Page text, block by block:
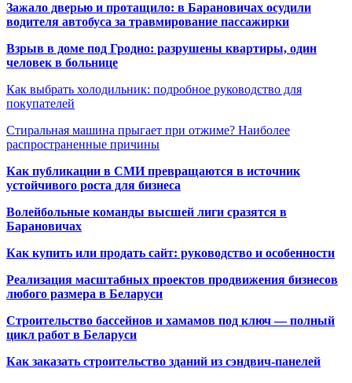
Зажало дверью и протащило: в Барановичах осудили
водителя автобуса за травмирование пассажирки
Взрыв в доме под Гродно: разрушены квартиры, один
человек в больнице
Как выбрать холодильник: подробное руководство для
покупателей
Стиральная машина прыгает при отжиме? Наиболее
распространенные причины
Как публикации в СМИ превращаются в источник
устойчивого роста для бизнеса
Волейбольные команды высшей лиги сразятся в
Барановичах
Как купить или продать сайт: руководство и особенности
Реализация масштабных проектов продвижения бизнесов
любого размера в Беларуси
Строительство бассейнов и хамамов под ключ — полный
цикл работ в Беларуси
Как заказать строительство зданий из сэндвич-панелей